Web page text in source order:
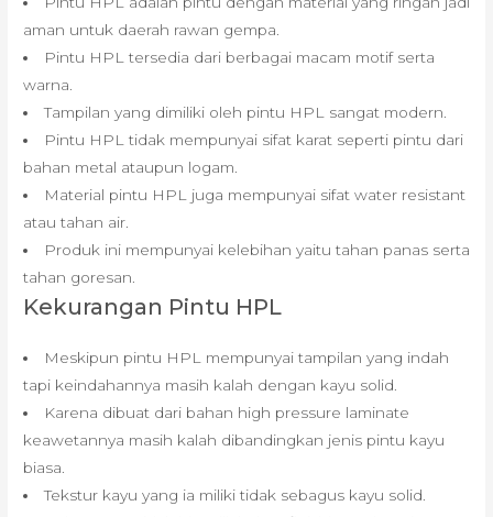
aman untuk daerah rawan gempa.
Pintu HPL tersedia dari berbagai macam motif serta
warna.
Tampilan yang dimiliki oleh pintu HPL sangat modern.
Pintu HPL tidak mempunyai sifat karat seperti pintu dari
bahan metal ataupun logam.
Material pintu HPL juga mempunyai sifat water resistant
atau tahan air.
Produk ini mempunyai kelebihan yaitu tahan panas serta
tahan goresan.
Kekurangan Pintu HPL
Meskipun pintu HPL mempunyai tampilan yang indah
tapi keindahannya masih kalah dengan kayu solid.
Karena dibuat dari bahan high pressure laminate
keawetannya masih kalah dibandingkan jenis pintu kayu
biasa.
Tekstur kayu yang ia miliki tidak sebagus kayu solid.